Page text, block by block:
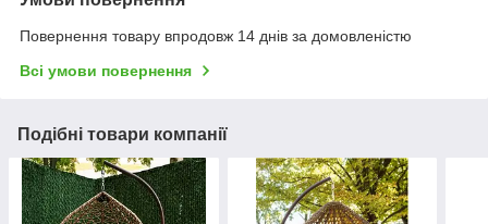
Повернення товару впродовж 14 днів за домовленістю
Всі умови повернення
Подібні товари компанії